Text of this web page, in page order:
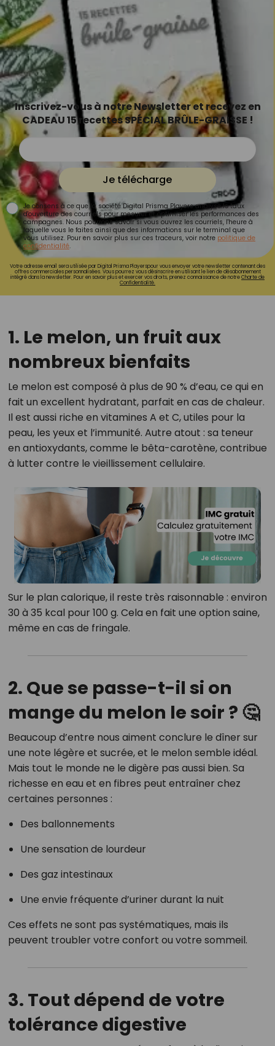
Inscrivez-vous à notre Newsletter et recevez en
CADEAU 15 recettes SPÉCIAL BRÛLE-GRAISSE !
Je télécharge
Je consens à ce que la société Digital Prisma Players analyse le taux
d'ouverture des courriels pour mesurer et optimiser les performances des
campagnes. Nous pourrons savoir si vous ouvrez les courriels, l'heure à
laquelle vous le faites ainsi que des informations sur le terminal que
vous utilisez. Pour en savoir plus sur ces traceurs, voir notre politique de
confidentialité.
Votre adresse email sera utilisée par Digital Prisma Playerspour vous envoyer votre newsletter contenant des
offres commerciales personnalisées. Vous pourrez vous désinscrire en utilisant le lien de désabonnement
intégré dans la newsletter. Pour en savoir plus et exercer vos droits, prenez connaissance de notreCharte de
Confidentialité.
1. Le melon, un fruit aux
nombreux bienfaits
Le melon est composé à plus de 90 % d’eau, ce qui en
fait un excellent hydratant, parfait en cas de chaleur.
Il est aussi riche en vitamines A et C, utiles pour la
peau, les yeux et l’immunité. Autre atout : sa teneur
en antioxydants, comme le bêta-carotène, contribue
à lutter contre le vieillissement cellulaire.
Sur le plan calorique, il reste très raisonnable : environ
30 à 35 kcal pour 100 g. Cela en fait une option saine,
même en cas de fringale.
2. Que se passe-t-il si on
mange du melon le soir ? 🤔
Beaucoup d’entre nous aiment conclure le dîner sur
une note légère et sucrée, et le melon semble idéal.
Mais tout le monde ne le digère pas aussi bien. Sa
richesse en eau et en fibres peut entraîner chez
certaines personnes :
Des ballonnements
Une sensation de lourdeur
Des gaz intestinaux
Une envie fréquente d’uriner durant la nuit
Ces effets ne sont pas systématiques, mais ils
peuvent troubler votre confort ou votre sommeil.
3. Tout dépend de votre
tolérance digestive